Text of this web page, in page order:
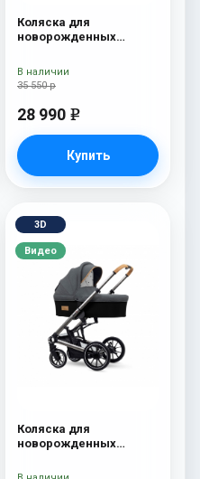
Коляска для
новорожденных
35 550 р
28 990 e
Купить
В наличии
3D
Видео
Коляска для
новорожденных